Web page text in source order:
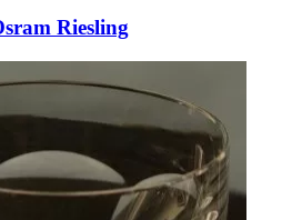
Riesling